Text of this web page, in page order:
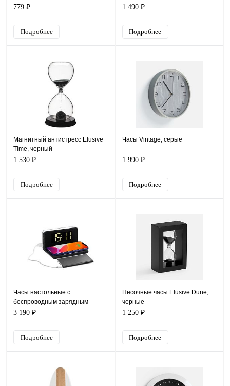
779 ₽
Подробнее
1 490 ₽
Подробнее
Магнитный антистресс Elusive
Time, черный
1 530 ₽
Подробнее
Часы Vintage, серые
1 990 ₽
Подробнее
Часы настольные с
беспроводным зарядным
устройством Pitstop, черные
3 190 ₽
Подробнее
Песочные часы Elusive Dune,
черные
1 250 ₽
Подробнее